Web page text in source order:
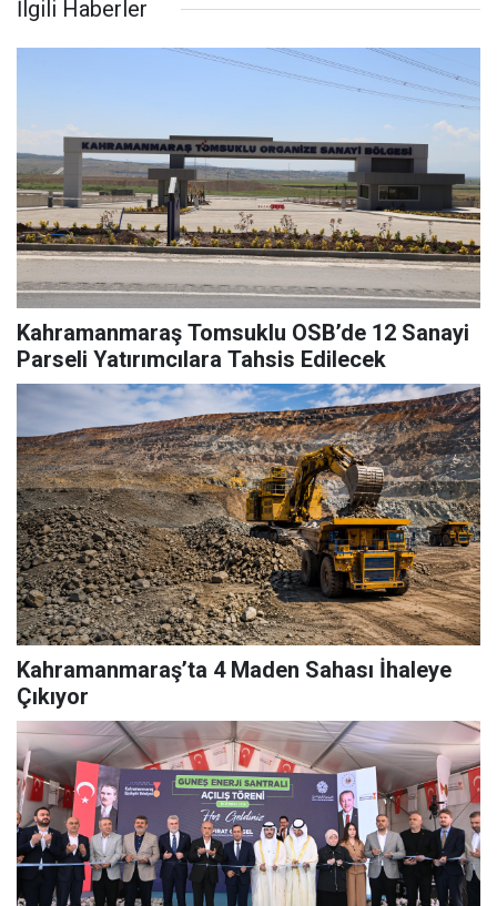
İlgili Haberler
Kahramanmaraş Tomsuklu OSB’de 12 Sanayi
Parseli Yatırımcılara Tahsis Edilecek
Kahramanmaraş’ta 4 Maden Sahası İhaleye
Çıkıyor